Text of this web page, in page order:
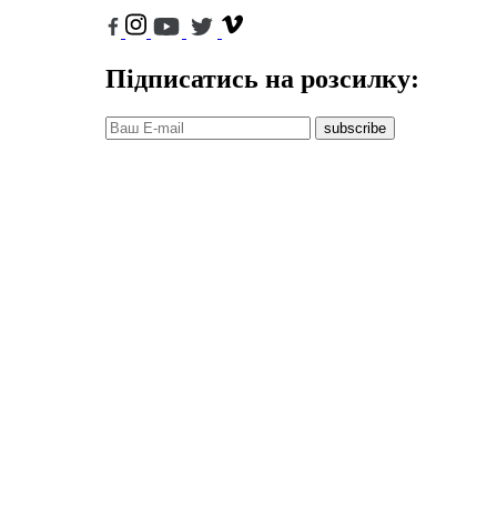
Підписатись на розсилку:
subscribe